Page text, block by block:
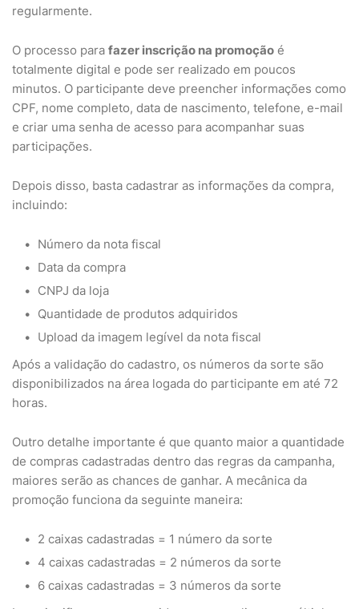
regularmente.
O processo para fazer inscrição na promoção é
totalmente digital e pode ser realizado em poucos
minutos. O participante deve preencher informações como
CPF, nome completo, data de nascimento, telefone, e-mail
e criar uma senha de acesso para acompanhar suas
participações.
Depois disso, basta cadastrar as informações da compra,
incluindo:
Número da nota fiscal
Data da compra
CNPJ da loja
Quantidade de produtos adquiridos
Upload da imagem legível da nota fiscal
Após a validação do cadastro, os números da sorte são
disponibilizados na área logada do participante em até 72
horas.
Outro detalhe importante é que quanto maior a quantidade
de compras cadastradas dentro das regras da campanha,
maiores serão as chances de ganhar. A mecânica da
promoção funciona da seguinte maneira:
2 caixas cadastradas = 1 número da sorte
4 caixas cadastradas = 2 números da sorte
6 caixas cadastradas = 3 números da sorte